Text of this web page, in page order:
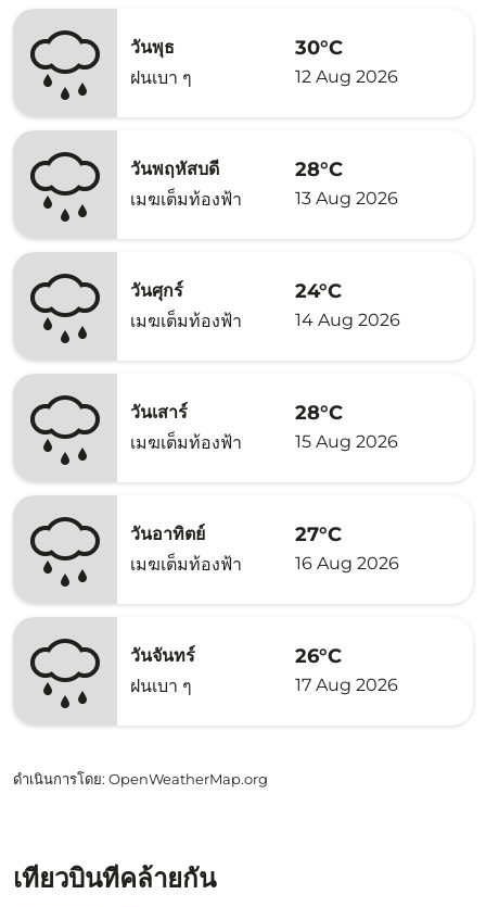
วันพุธ
ฝนเบา ๆ
30°C
12 Aug 2026
วันพฤหัสบดี
เมฆเต็มท้องฟ้า
28°C
13 Aug 2026
วันศุกร์
เมฆเต็มท้องฟ้า
24°C
14 Aug 2026
วันเสาร์
เมฆเต็มท้องฟ้า
28°C
15 Aug 2026
วันอาทิตย์
เมฆเต็มท้องฟ้า
27°C
16 Aug 2026
วันจันทร์
ฝนเบา ๆ
26°C
17 Aug 2026
ดำเนินการโดย: OpenWeatherMap.org
เที่ยวบินที่คล้ายกัน